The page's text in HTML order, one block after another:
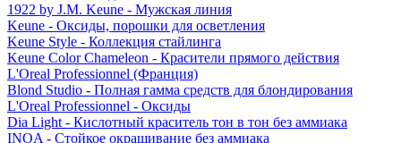
1922 by J.M. Keune - Мужская линия
Keune - Оксиды, порошки для осветления
Keune Style - Коллекция стайлинга
Keune Color Chameleon - Красители прямого действия
L'Oreal Professionnel (Франция)
Blond Studio - Полная гамма средств для блондирования
L'Oreal Professionnel - Оксиды
Dia Light - Кислотный краситель тон в тон без аммиака
INOA - Стойкое окрашивание без аммиака